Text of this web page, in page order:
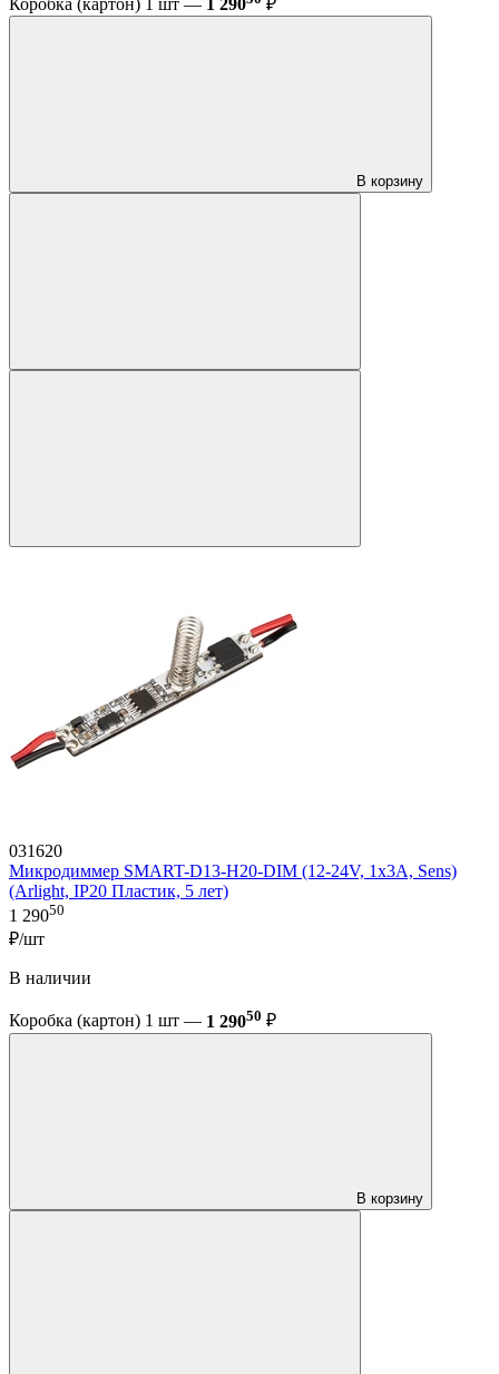
Коробка (картон) 1 шт — 1 290 ₽
В корзину
031620
Микродиммер SMART-D13-H20-DIM (12-24V, 1x3A, Sens)
(Arlight, IP20 Пластик, 5 лет)
1 29050
₽/шт
В наличии
Коробка (картон) 1 шт — 1 29050 ₽
В корзину